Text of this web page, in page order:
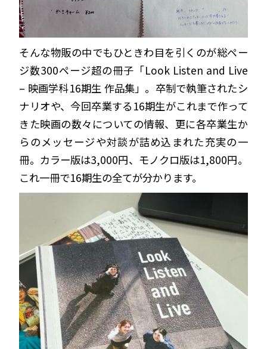
そんな物販の中でもひときわ目を引くのが総ペー
ジ数300ページ超の冊子「Look Listen and Live
– 映画学科16期生 作品集」。卒制で執筆されたシ
ナリオや、今回卒業する16期生がこれまで作って
きた映画の数々についての情報、更に各卒業生か
らのメッセージや対談が詰め込まれた充実の一
冊。カラー版は3,000円、モノクロ版は1,800円。
これ一冊で16期生の全てが分かります。